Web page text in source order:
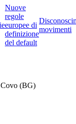
Nuove
regole
europee di
definizione
del default
movimenti
Covo (BG)